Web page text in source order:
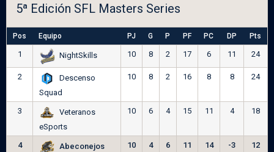
5ª Edición SFL Masters Series
Pos Equipo PJ G P PF PC DP Pts
1 NightSkills 10 8 2 17 6 11 24
2
Descenso
Squad
10 8 2 16 8 8 24
3
Veteranos
eSports
10 6 4 15 11 4 18
4 Abeconejos 10 4 6 11 14 -3 12